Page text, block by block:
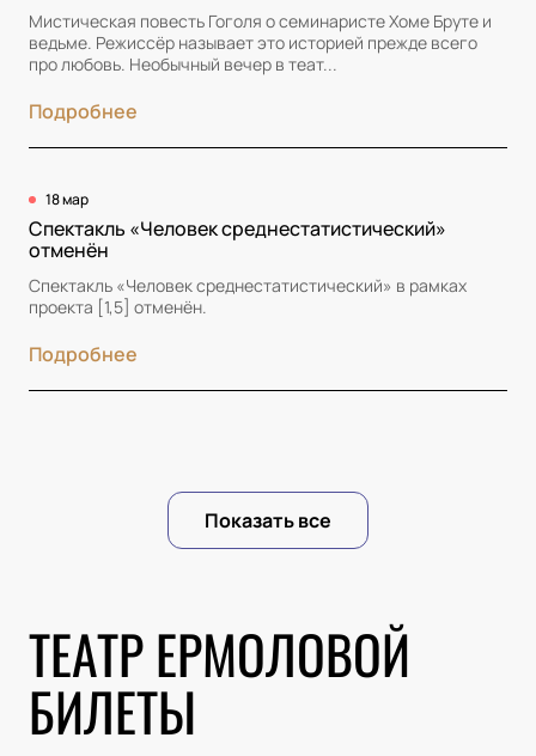
Мистическая повесть Гоголя о семинаристе Хоме Бруте и
ведьме. Режиссёр называет это историей прежде всего
про любовь. Необычный вечер в теат...
Подробнее
18 мар
Спектакль «Человек среднестатистический»
отменён
Спектакль «Человек среднестатистический» в рамках
проекта [1,5] отменён.
Подробнее
Показать все
ТЕАТР ЕРМОЛОВОЙ
БИЛЕТЫ